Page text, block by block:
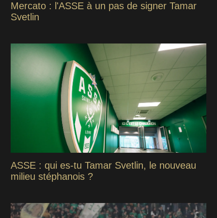
Mercato : l'ASSE à un pas de signer Tamar
Svetlin
ASSE : qui es-tu Tamar Svetlin, le nouveau
milieu stéphanois ?